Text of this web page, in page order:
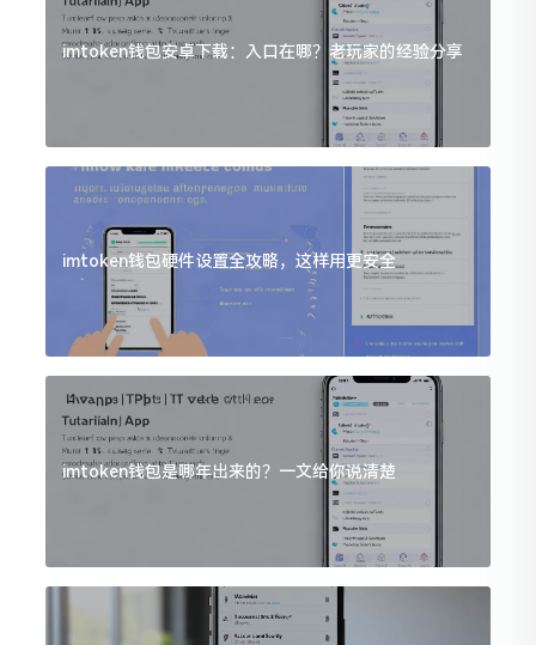
imtoken钱包安卓下载：入口在哪？老玩家的经验分享
imtoken钱包硬件设置全攻略，这样用更安全
imtoken钱包是哪年出来的？一文给你说清楚